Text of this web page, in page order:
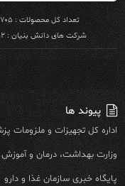
تعداد کل محصولات : ۷۰۵
شرکت های دانش بنیان : ۱۵۲
پیوند ها
اداره کل تجهیزات و ملزومات
وزارت بهداشت، درمان و
پایگاه خبری سازمان غذا و دارو